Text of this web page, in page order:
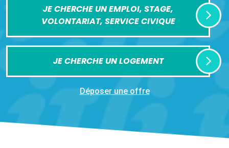
JE CHERCHE UN EMPLOI, STAGE,
VOLONTARIAT, SERVICE CIVIQUE
JE CHERCHE UN LOGEMENT
Déposer une offre